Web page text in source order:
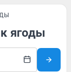
ягоды